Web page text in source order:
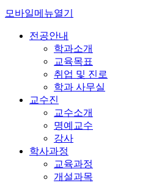
모바일메뉴열기
전공안내
학과소개
교육목표
취업 및 진로
학과 사무실
교수진
교수소개
명예교수
강사
학사과정
교육과정
개설과목